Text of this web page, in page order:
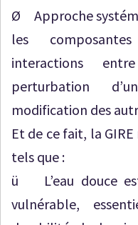
Ø Approche
les
interactions
perturbation
modification des
Et de ce fait, la
tels que :
ü L’eau douce
vulnérable,